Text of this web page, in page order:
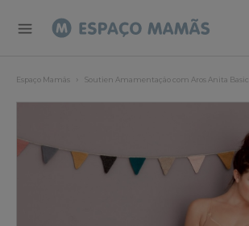
Espaço Mamãs Soutien Amamentação com Aros Anita Basic